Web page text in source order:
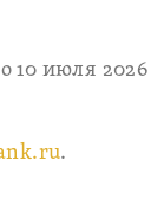
10 июля 2026
.